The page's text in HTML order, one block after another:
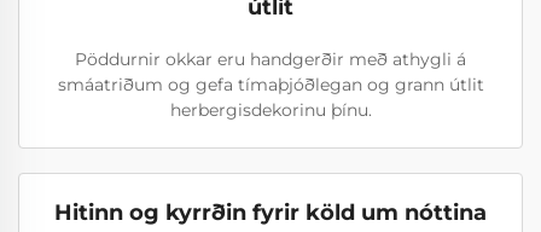
útlit
Pöddurnir okkar eru handgerðir með athygli á
smáatriðum og gefa tímaþjóðlegan og grann útlit
herbergisdekorinu þínu.
Hitinn og kyrrðin fyrir köld um nóttina